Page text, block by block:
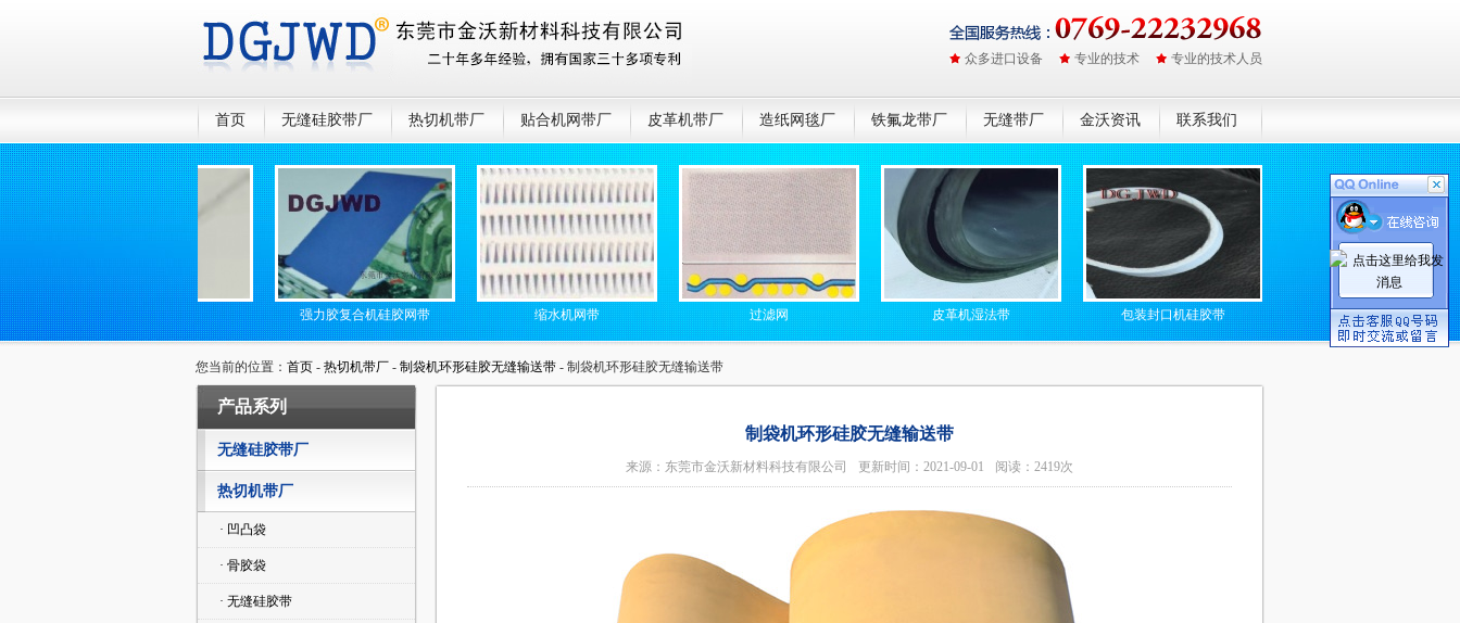
众多进口设备 专业的技术 专业的技术人员
首页 无缝硅胶带厂 热切机带厂 贴合机网带厂 皮革机带厂 造纸网毯厂 铁氟龙带厂 无缝带厂 金沃资讯 联系我们
光伏板复膜 强力胶复合机硅胶网带 缩水机网带 过滤网 皮革机湿法带 包装封口机硅胶带 防静电无缝高温输送带
您当前的位置： 首页 - 热切机带厂 - 制袋机环形硅胶无缝输送带 - 制袋机环形硅胶无缝输送带
产品系列
无缝硅胶带厂
热切机带厂
· 凹凸袋
· 骨胶袋
· 无缝硅胶带
制袋机环形硅胶无缝输送带
来源：东莞市金沃新材料科技有限公司 更新时间：2021-09-01 阅读：2419次